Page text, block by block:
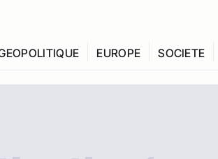
EUROPE SOCIETE